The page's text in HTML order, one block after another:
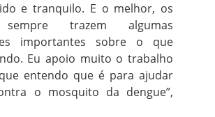
e tranquilo. E o melhor, os
sempre trazem algumas
importantes sobre o que
Eu apoio muito o trabalho
entendo que é para ajudar
o mosquito da dengue”,